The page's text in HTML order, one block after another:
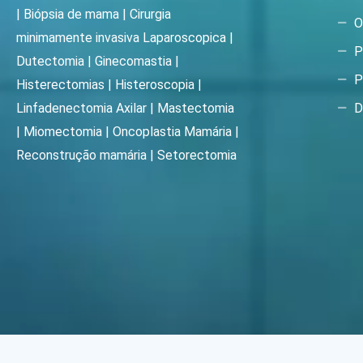
| Biópsia de mama | Cirurgia
minimamente invasiva Laparoscopica |
Dutectomia | Ginecomastia |
Histerectomias | Histeroscopia |
Linfadenectomia Axilar | Mastectomia
| Miomectomia | Oncoplastia Mamária |
Reconstrução mamária | Setorectomia